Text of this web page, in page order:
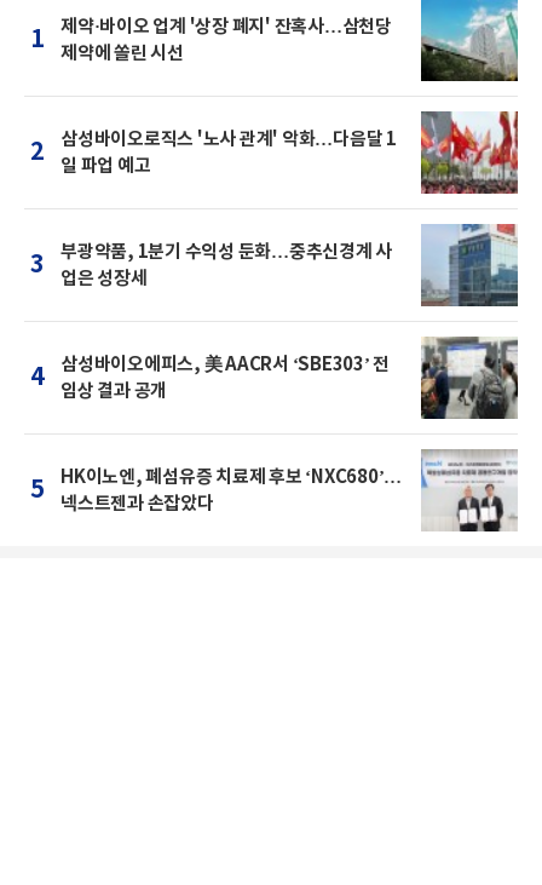
1
제약·바이오 업계 '상장 폐지' 잔혹사…삼천당
제약에 쏠린 시선
2
삼성바이오로직스 '노사 관계' 악화…다음달 1
일 파업 예고
3
부광약품, 1분기 수익성 둔화…중추신경계 사
업은 성장세
4
삼성바이오에피스, 美 AACR서 ‘SBE303’ 전
임상 결과 공개
5
HK이노엔, 폐섬유증 치료제 후보 ‘NXC680’…
넥스트젠과 손잡았다